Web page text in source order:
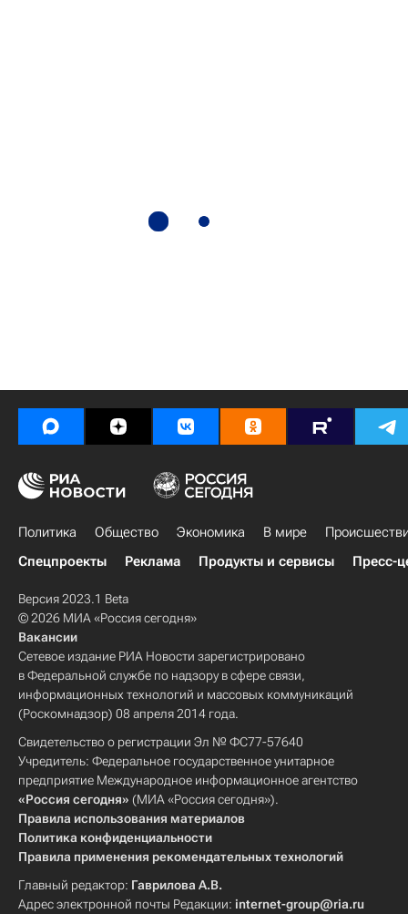
Политика Общество Экономика В мире
Спецпроекты
Реклама Продукты и сервисы Пресс-
Версия 2023.1 Beta
© 2026 МИА «Россия сегодня»
Вакансии
Сетевое издание РИА Новости зарегистрировано
в Федеральной службе по надзору в сфере связи,
информационных технологий и массовых коммуникаций
(Роскомнадзор) 08 апреля 2014 года.
Свидетельство о регистрации Эл № ФС77-57640
Учредитель: Федеральное государственное унитарное
предприятие Международное информационное агентство
«Россия сегодня» (МИА «Россия сегодня»).
Правила использования материалов
Политика конфиденциальности
Правила применения рекомендательных технологий
Главный редактор: Гаврилова А.В.
Адрес электронной почты Редакции: internet-group@ria.ru